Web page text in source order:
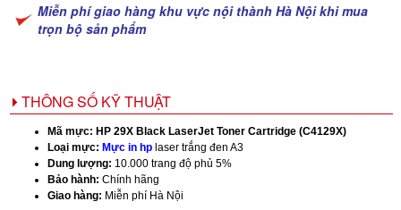
Miễn phí giao hàng khu vực nội thành Hà Nội khi mua
trọn bộ sản phẩm
THÔNG SỐ KỸ THUẬT
Mã mực: HP 29X Black LaserJet Toner Cartridge (C4129X)
Loại mực: Mực in hp laser trắng đen A3
Dung lượng: 10.000 trang độ phủ 5%
Bảo hành: Chính hãng
Giao hàng: Miễn phí Hà Nội